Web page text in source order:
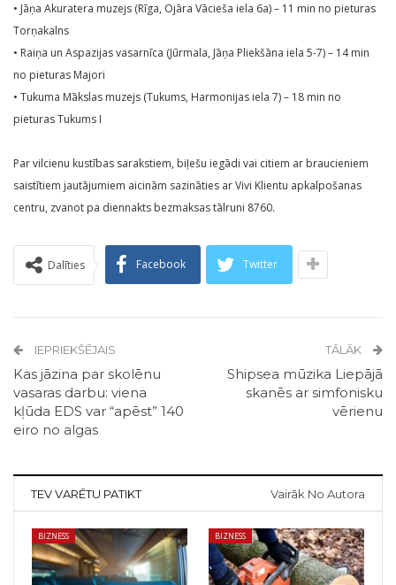
• Jāņa Akuratera muzejs (Rīga, Ojāra Vācieša iela 6a) – 11 min no pieturas
Torņakalns
• Raiņa un Aspazijas vasarnīca (Jūrmala, Jāņa Pliekšāna iela 5-7) – 14 min
no pieturas Majori
• Tukuma Mākslas muzejs (Tukums, Harmonijas iela 7) – 18 min no
pieturas Tukums I
Par vilcienu kustības sarakstiem, biļešu iegādi vai citiem ar braucieniem
saistītiem jautājumiem aicinām sazināties ar Vivi Klientu apkalpošanas
centru, zvanot pa diennakts bezmaksas tālruni 8760.
Dalīties Facebook Twitter
IEPRIEKŠĒJAIS
Kas jāzina par skolēnu
vasaras darbu: viena
kļūda EDS var “apēst” 140
eiro no algas
TĀLĀK
Shipsea mūzika Liepājā
skanēs ar simfonisku
vērienu
TEV VARĒTU PATIKT Vairāk No Autora
BIZNESS BIZNESS